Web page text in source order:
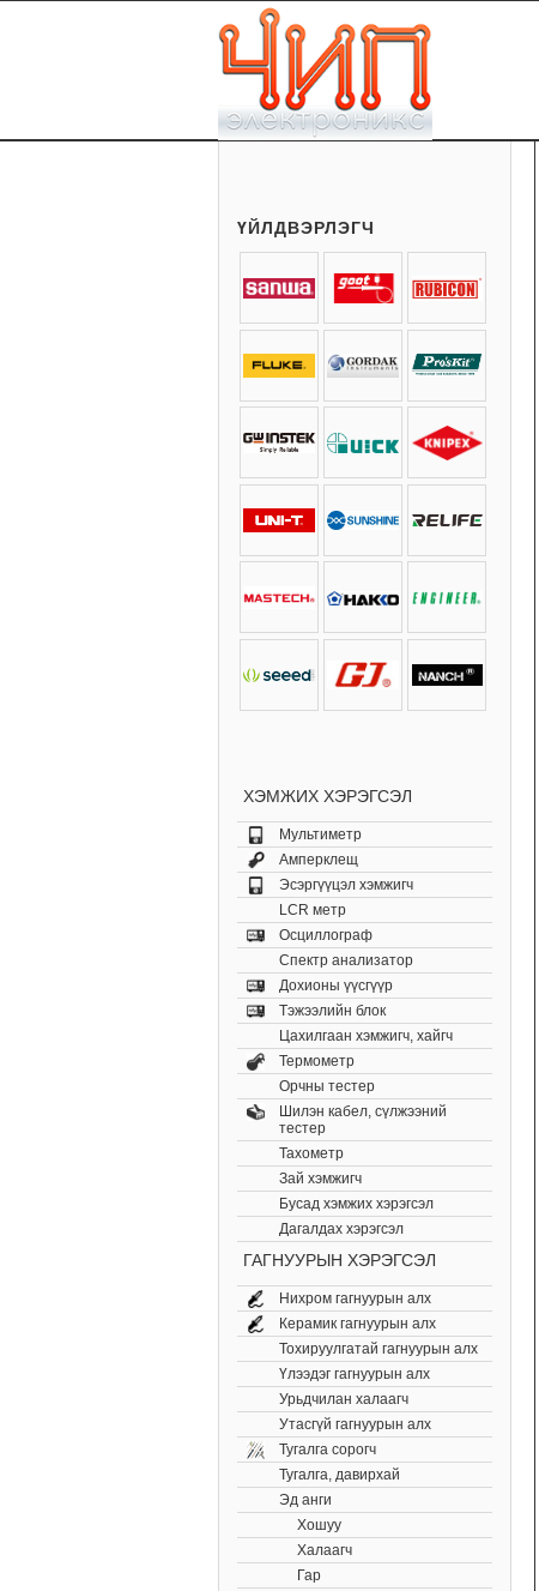
ҮЙЛДВЭРЛЭГЧ
ХЭМЖИХ ХЭРЭГСЭЛ
Мультиметр
Амперклещ
Эсэргүүцэл хэмжигч
LCR метр
Осциллограф
Спектр анализатор
Дохионы үүсгүүр
Тэжээлийн блок
Цахилгаан хэмжигч, хайгч
Термометр
Орчны тестер
Шилэн кабел, cүлжээний
тестер
Тахометр
Зай хэмжигч
Бусад хэмжих хэрэгсэл
Дагалдах хэрэгсэл
ГАГНУУРЫН ХЭРЭГСЭЛ
Нихром гагнуурын алх
Керамик гагнуурын алх
Тохируулгатай гагнуурын алх
Үлээдэг гагнуурын алх
Урьдчилан халаагч
Утасгүй гагнуурын алх
Тугалга сорогч
Тугалга, давирхай
Эд анги
Хошуу
Халаагч
Гар